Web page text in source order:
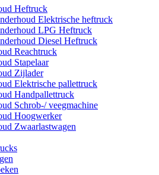
Heftruck
Elektrische heftruck
LPG Heftruck
Diesel Heftruck
Reachtruck
Stapelaar
Zijlader
Elektrische pallettruck
Handpallettruck
Schrob-/ veegmachine
Hoogwerker
Zwaarlastwagen